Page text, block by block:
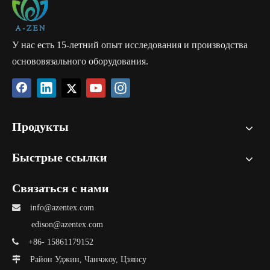
Ткань многорядной жаккардовой кружевной машины широко
используется в качестве кружевной отделки, кружевных
галунов, жестких сплошных тканей для женской верхней
одежды, а также интимной одежды.
У нас есть 15-летний опыт исследования и производства
основовязального оборудования.
Продукты
Быстрые ссылки
Связаться с нами

info@azentex.com
edison@azentex.com
 +86- 15861179152
 Район Уджин, Чанчжоу, Цзянсу